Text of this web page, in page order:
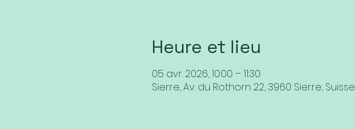
Heure et lieu
05 avr. 2026, 10:00 – 11:30
Sierre, Av. du Rothorn 22, 3960 Sierre, Suisse